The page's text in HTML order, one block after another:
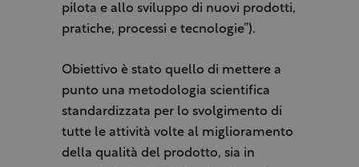
pilota e allo sviluppo di nuovi prodotti,
pratiche, processi e tecnologie”).
Obiettivo è stato quello di mettere a
punto una metodologia scientifica
standardizzata per lo svolgimento di
tutte le attività volte al miglioramento
della qualità del prodotto, sia in